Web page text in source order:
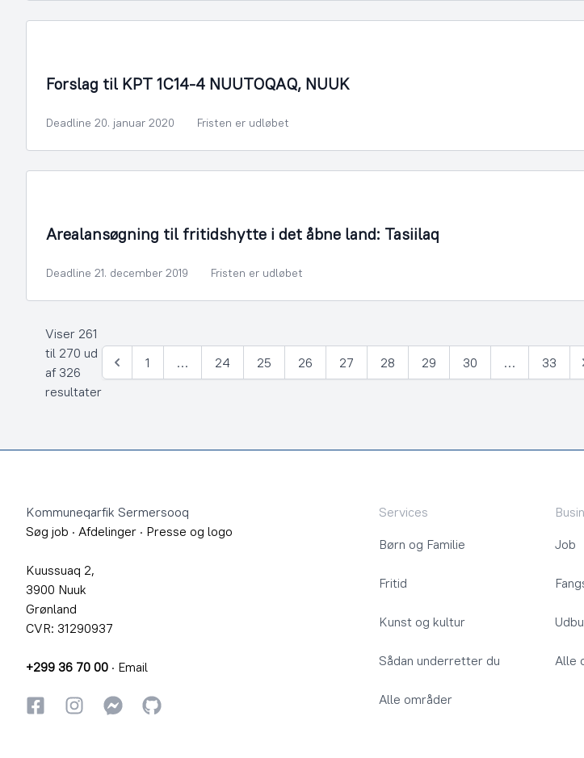
Forslag til KPT 1C14-4 NUUTOQAQ, NUUK
Deadline 20. januar 2020 Fristen er udløbet
Arealansøgning til fritidshytte i det åbne land: Tasiilaq
Deadline 21. december 2019 Fristen er udløbet
Viser 261
til 270 ud
af 326
resultater
Forrige
1 … 24 25 26 27 28 29 30 … 33
Kommuneqarfik Sermersooq
Søg job · Afdelinger · Presse og logo
Kuussuaq 2,
3900 Nuuk
Grønland
CVR: 31290937
+299 36 70 00 · Email
FacebookInstagramInstagram
GitHub
Services
Børn og Familie
Fritid
Kunst og kultur
Sådan underretter du
Alle områder
Job
Alle